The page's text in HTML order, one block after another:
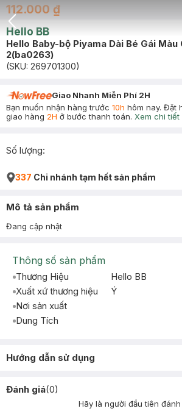
Back Icon
112.000 ₫
Hello BB
Hello Baby-bộ Piyama Dài Bé Gái Màu
2(ba0263)
(SKU: 269701300)
Giao Nhanh Miễn Phí 2H
Bạn muốn nhận hàng trước 10h hôm nay. Đặt
giao hàng 2H ở bước thanh toán. Xem chi tiết
Số lượng:
337 Chi nhánh tạm hết sản phẩm
Mô tả sản phẩm
Đang cập nhật
Thông số sản phẩm
Thương Hiệu
Hello BB
Xuất xứ thương hiệu
Ý
Nơi sản xuất
Dung Tích
Hướng dẫn sử dụng
Đánh giá(0)
Hãy là người đầu tiên